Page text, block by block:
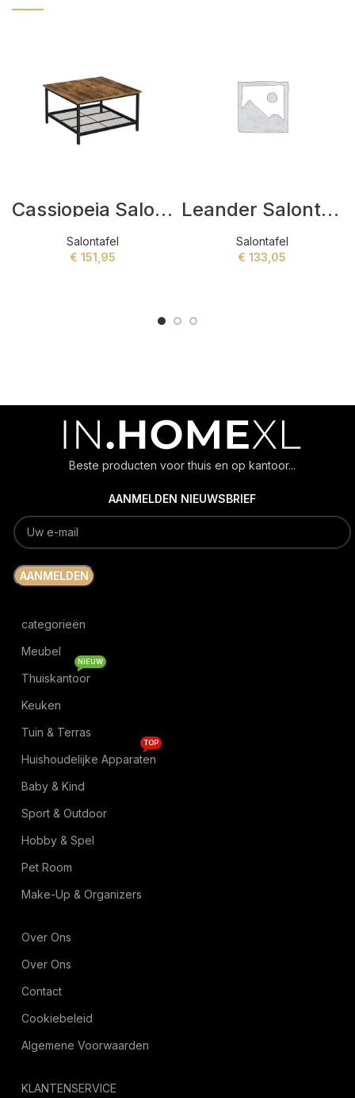
Cassiopeia Salontafel Bruin
Salontafel
€ 151,95
Leander Salontafel White marble look, black frame
Salontafel
€ 133,05
Beste producten voor thuis en op kantoor...
AANMELDEN NIEUWSBRIEF
categorieën
Meubel
Thuiskantoor
NIEUW
Keuken
Tuin & Terras
Huishoudelijke Apparaten
TOP
Baby & Kind
Sport & Outdoor
Hobby & Spel
Pet Room
Make-Up & Organizers
Over Ons
Over Ons
Contact
Cookiebeleid
Algemene Voorwaarden
KLANTENSERVICE